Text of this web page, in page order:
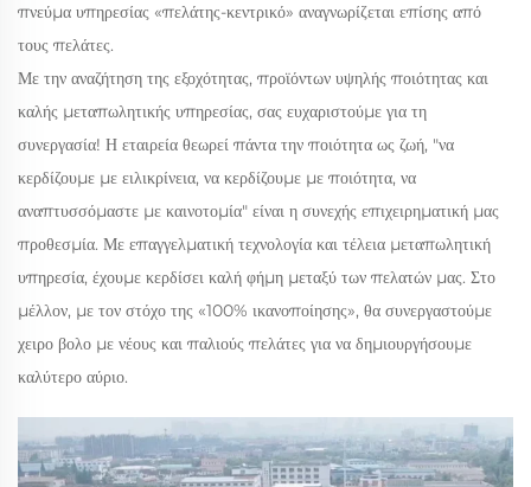
πνεύμα υπηρεσίας «πελάτης-κεντρικό» αναγνωρίζεται επίσης από
τους πελάτες.
Με την αναζήτηση της εξοχότητας, προϊόντων υψηλής ποιότητας και
καλής μεταπωλητικής υπηρεσίας, σας ευχαριστούμε για τη
συνεργασία! Η εταιρεία θεωρεί πάντα την ποιότητα ως ζωή, "να
κερδίζουμε με ειλικρίνεια, να κερδίζουμε με ποιότητα, να
αναπτυσσόμαστε με καινοτομία" είναι η συνεχής επιχειρηματική μας
προθεσμία. Με επαγγελματική τεχνολογία και τέλεια μεταπωλητική
υπηρεσία, έχουμε κερδίσει καλή φήμη μεταξύ των πελατών μας. Στο
μέλλον, με τον στόχο της «100% ικανοποίησης», θα συνεργαστούμε
χειρο βολο με νέους και παλιούς πελάτες για να δημιουργήσουμε
καλύτερο αύριο.